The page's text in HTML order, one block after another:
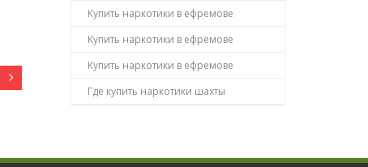
Купить наркотики в ефремове
Купить наркотики в ефремове
Купить наркотики в ефремове
Где купить наркотики шахты